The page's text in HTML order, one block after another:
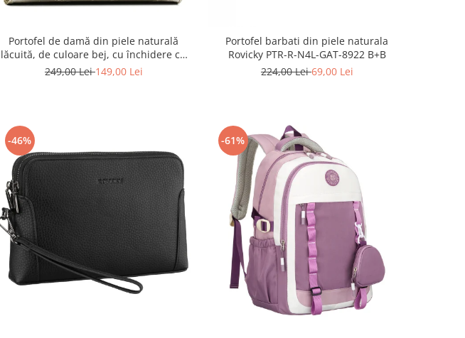
Portofel de damă din piele naturală
lăcuită, de culoare bej, cu închidere cu
capsă - Peterson
249,00 Lei149,00 Lei
Portofel barbati din piele naturala
Rovicky PTR-R-N4L-GAT-8922 B+B
224,00 Lei69,00 Lei
-46% -61%